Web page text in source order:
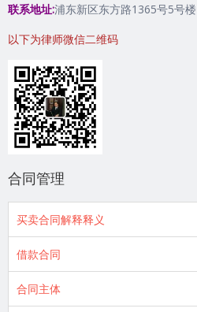
联系地址:浦东新区东方路1365号5号
以下为律师微信二维码
合同管理
买卖合同解释释义
借款合同
合同主体